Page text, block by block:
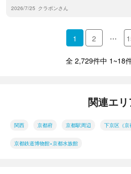
2026/7/25 クラポンさん
1 2 …
全 2,729件中 1~18
関連エ
関西 京都府 京都駅周辺 下京区（
京都鉄道博物館×京都水族館